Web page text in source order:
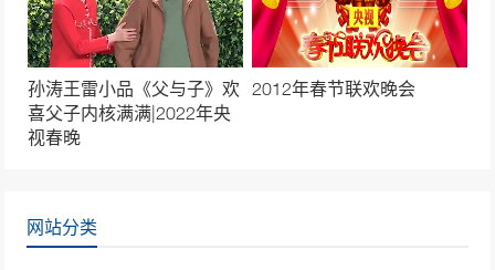
孙涛王雷小品《父与子》欢
喜父子内核满满|2022年央
视春晚
2012年春节联欢晚会
网站分类